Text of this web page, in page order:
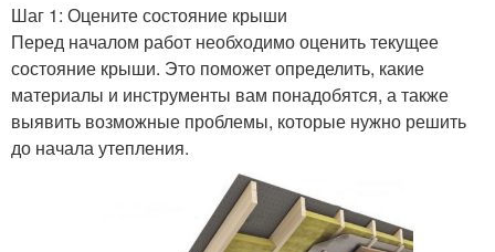
Шаг 1: Оцените состояние крыши
Перед началом работ необходимо оценить текущее
состояние крыши. Это поможет определить, какие
материалы и инструменты вам понадобятся, а также
выявить возможные проблемы, которые нужно решить
до начала утепления.